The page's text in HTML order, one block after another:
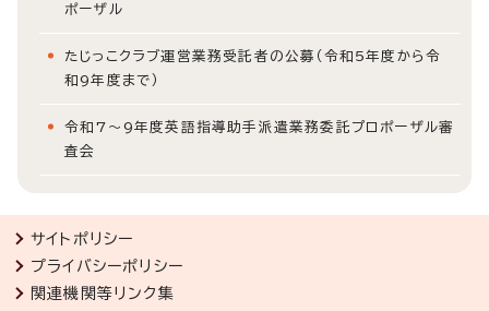
ポーザル
たじっこクラブ運営業務受託者の公募（令和5年度から令
和9年度まで）
令和7～9年度英語指導助手派遣業務委託プロポーザル審
査会
サイトポリシー
プライバシーポリシー
関連機関等リンク集